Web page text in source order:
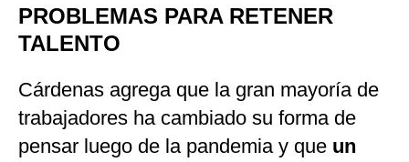
PROBLEMAS PARA RETENER
TALENTO
Cárdenas agrega que la gran mayoría de
trabajadores ha cambiado su forma de
pensar luego de la pandemia y que un